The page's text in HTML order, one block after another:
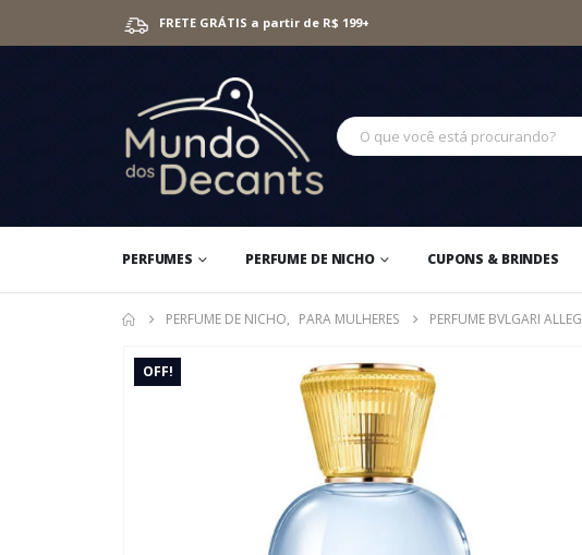
FRETE GRÁTIS a partir de R$ 199+
PERFUMES PERFUME DE NICHO CUPONS & BRINDES
PERFUME DE NICHO, PARA MULHERES PERFUME BVLGARI
OFF!